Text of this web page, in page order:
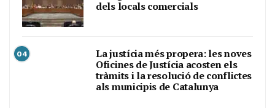
dels locals comercials
04
La justícia més propera: les noves
Oficines de Justícia acosten els
tràmits i la resolució de conflictes
als municipis de Catalunya